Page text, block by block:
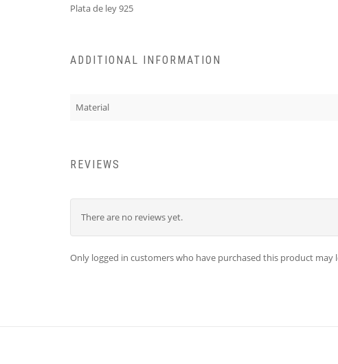
Plata de ley 925
ADDITIONAL INFORMATION
Material
REVIEWS
There are no reviews yet.
Only logged in customers who have purchased this product may